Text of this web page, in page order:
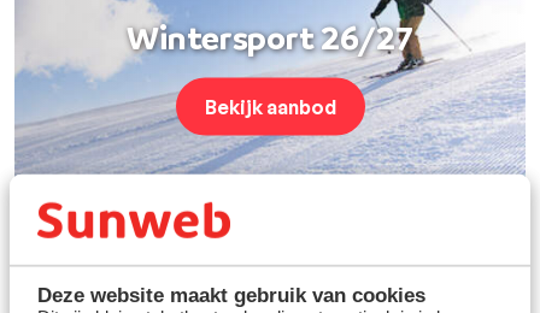
Deze website maakt gebruik van cookies
Wintersport 26/27
Bekijk aanbod